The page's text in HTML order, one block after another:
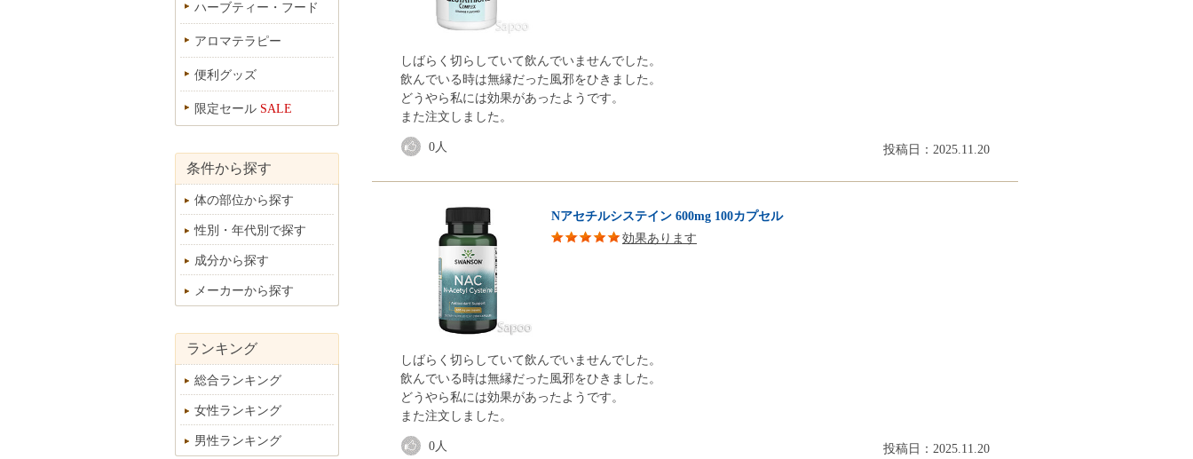
しばらく切らしていて飲んでいませんでした。
飲んでいる時は無縁だった風邪をひきました。
どうやら私には効果があったようです。
また注文しました。
投稿日：2025.11.20
0人
Nアセチルシステイン 600mg 100カプセル
効果あります
しばらく切らしていて飲んでいませんでした。
飲んでいる時は無縁だった風邪をひきました。
どうやら私には効果があったようです。
また注文しました。
投稿日：2025.11.20
0人
ハーブティー・フード
アロマテラピー
便利グッズ
限定セール SALE
条件から探す
体の部位から探す
性別・年代別で探す
成分から探す
メーカーから探す
ランキング
総合ランキング
女性ランキング
男性ランキング